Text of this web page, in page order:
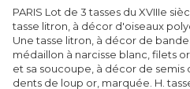
PARIS Lot de 3 tasses du XVIIIe
tasse litron, à décor d'oiseaux
Une tasse litron, à décor de
médaillon à narcisse blanc, filets
et sa soucoupe, à décor de semis
dents de loup or, marquée. H.